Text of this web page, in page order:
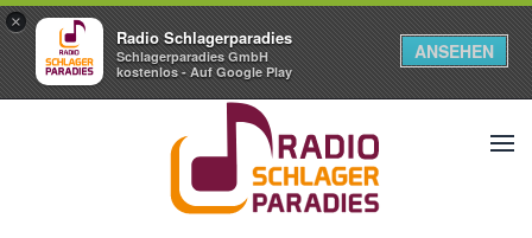
×
Radio Schlagerparadies
Schlagerparadies GmbH
kostenlos - Auf Google Play
ANSEHEN